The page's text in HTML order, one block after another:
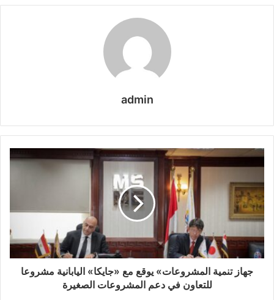
admin
جهاز تنمية المشروعات» يوقع مع «جايكا» اليابانية مشروعا
للتعاون في دعم المشروعات الصغيرة